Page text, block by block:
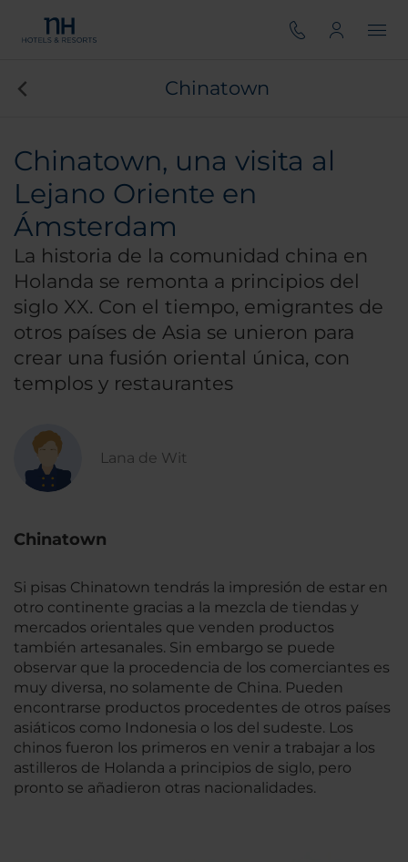
Chinatown
Chinatown, una visita al
Lejano Oriente en
Ámsterdam
La historia de la comunidad china en
Holanda se remonta a principios del
siglo XX. Con el tiempo, emigrantes de
otros países de Asia se unieron para
crear una fusión oriental única, con
templos y restaurantes
Lana de Wit
Chinatown
Si pisas Chinatown tendrás la impresión de estar en
otro continente gracias a la mezcla de tiendas y
mercados orientales que venden productos
también artesanales. Sin embargo se puede
observar que la procedencia de los comerciantes es
muy diversa, no solamente de China. Pueden
encontrarse productos procedentes de otros países
asiáticos como Indonesia o los del sudeste. Los
chinos fueron los primeros en venir a trabajar a los
astilleros de Holanda a principios de siglo, pero
pronto se añadieron otras nacionalidades.